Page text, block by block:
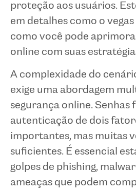
proteção aos usuários.
em detalhes como o
como você pode
online com suas
A complexidade do
exige uma abordagem
segurança online. Senhas
autenticação de dois
importantes, mas muitas
suficientes. É essencial
golpes de phishing,
ameaças que podem